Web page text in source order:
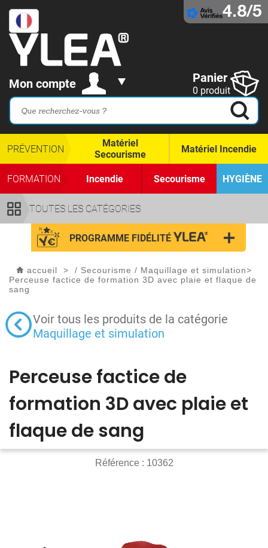
4.8/5
Mon compte Panier
0 produit
TOUTES LES CATÉGORIES
PRÉVENTION
Matériel
Secourisme
Matériel Incendie
FORMATION Incendie Secourisme HYGIÈNE
PROGRAMME FIDÉLITÉ
accueil > / Secourisme / Maquillage et simulation>
Perceuse factice de formation 3D avec plaie et flaque de
sang
Voir tous les produits de la catégorie
Maquillage et simulation
Perceuse factice de
formation 3D avec plaie et
flaque de sang
Référence : 10362